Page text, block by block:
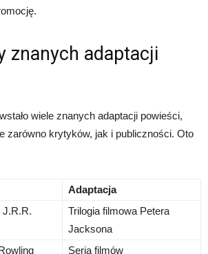
znanych adaptacji
wiele znanych adaptacji powieści,
zarówno krytyków, jak i publiczności. Oto
Adaptacja
J.R.R.
Trilogia filmowa Petera
Jacksona
Seria filmów